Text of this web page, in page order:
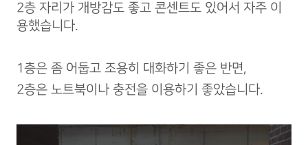
2층 자리가 개방감도 좋고 콘센트도 있어서 자주 이
용했습니다.
1층은 좀 어둡고 조용히 대화하기 좋은 반면,
2층은 노트북이나 충전을 이용하기 좋았습니다.